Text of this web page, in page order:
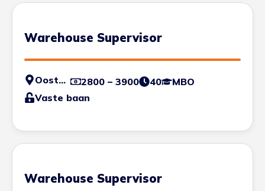
Warehouse Supervisor
Oosterhout 2800 – 3900 40
MBO
Vaste baan
Warehouse Supervisor